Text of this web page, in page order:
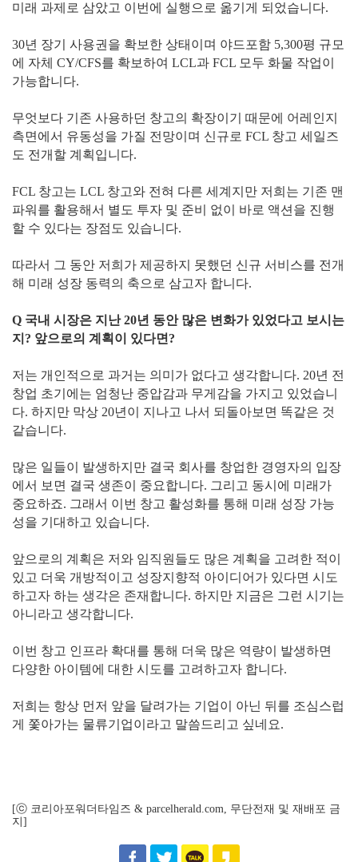
미래 과제로 삼았고 이번에 실행으로 옮기게 되었습니다.
30년 장기 사용권을 확보한 상태이며 야드포함 5,300평 규모
에 자체 CY/CFS를 확보하여 LCL과 FCL 모두 화물 작업이
가능합니다.
무엇보다 기존 사용하던 창고의 확장이기 때문에 어레인지
측면에서 유동성을 가질 전망이며 신규로 FCL 창고 세일즈
도 전개할 계획입니다.
FCL 창고는 LCL 창고와 전혀 다른 세계지만 저희는 기존 맨
파워를 활용해서 별도 투자 및 준비 없이 바로 액션을 진행
할 수 있다는 장점도 있습니다.
따라서 그 동안 저희가 제공하지 못했던 신규 서비스를 전개
해 미래 성장 동력의 축으로 삼고자 합니다.
Q 국내 시장은 지난 20년 동안 많은 변화가 있었다고 보시는
지? 앞으로의 계획이 있다면?
저는 개인적으로 과거는 의미가 없다고 생각합니다. 20년 전
창업 초기에는 엄청난 중압감과 무게감을 가지고 있었습니
다. 하지만 막상 20년이 지나고 나서 되돌아보면 똑같은 것
같습니다.
많은 일들이 발생하지만 결국 회사를 창업한 경영자의 입장
에서 보면 결국 생존이 중요합니다. 그리고 동시에 미래가
중요하죠. 그래서 이번 창고 활성화를 통해 미래 성장 가능
성을 기대하고 있습니다.
앞으로의 계획은 저와 임직원들도 많은 계획을 고려한 적이
있고 더욱 개방적이고 성장지향적 아이디어가 있다면 시도
하고자 하는 생각은 존재합니다. 하지만 지금은 그런 시기는
아니라고 생각합니다.
이번 창고 인프라 확대를 통해 더욱 많은 역량이 발생하면
다양한 아이템에 대한 시도를 고려하고자 합니다.
저희는 항상 먼저 앞을 달려가는 기업이 아닌 뒤를 조심스럽
게 쫓아가는 물류기업이라고 말씀드리고 싶네요.
[ⓒ 코리아포워더타임즈 & parcelherald.com, 무단전재 및 재배포 금
지]